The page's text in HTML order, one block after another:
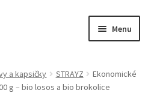
Menu
a kapsičky STRAYZ
Ekonomické
g – bio losos a bio brokolice